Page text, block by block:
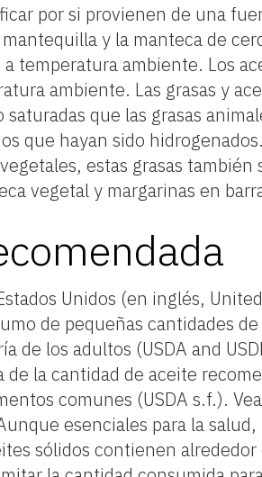
por si provienen de una
y la manteca de
temperatura ambiente. Los
ambiente. Las grasas y
que las grasas
que hayan sido
estas grasas
vegetal y margarinas en
Unidos (en inglés,
de pequeñas cantidades
de los adultos (USDA and
la cantidad de aceite
comunes (USDA s.f.). Vea
esenciales para la
sólidos contienen